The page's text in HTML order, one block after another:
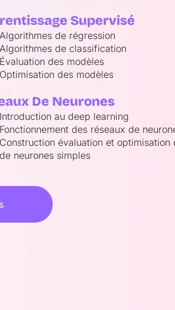
Supervisé
Algorithmes de régression
Algorithmes de classification
Évaluation des modèles
Optimisation des modèles
De Neurones
Introduction au deep learning
Fonctionnement des réseaux de
Construction évaluation et optimisation
de neurones simples